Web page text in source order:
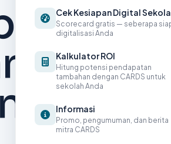
Cek Kesiapan Digital
Scorecard gratis — seberapa
digitalisasi Anda
Kalkulator ROI
Hitung potensi pendapatan
tambahan dengan CARDS untuk
sekolah Anda
Informasi
Promo, pengumuman, dan berita
mitra CARDS